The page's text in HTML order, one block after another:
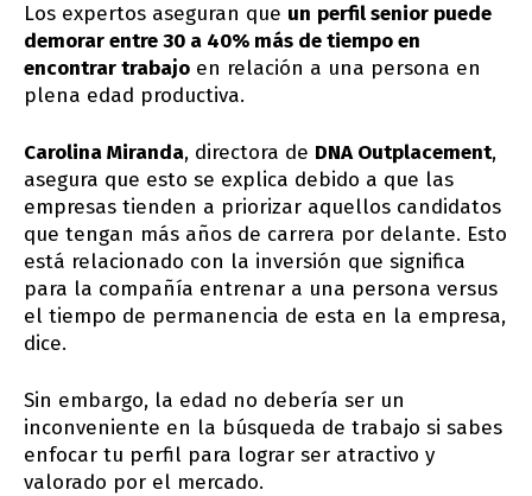
Los expertos aseguran que un perfil senior puede
demorar entre 30 a 40% más de tiempo en
encontrar trabajo en relación a una persona en
plena edad productiva.
Carolina Miranda, directora de DNA Outplacement,
asegura que esto se explica debido a que las
empresas tienden a priorizar aquellos candidatos
que tengan más años de carrera por delante. Esto
está relacionado con la inversión que significa
para la compañía entrenar a una persona versus
el tiempo de permanencia de esta en la empresa,
dice.
Sin embargo, la edad no debería ser un
inconveniente en la búsqueda de trabajo si sabes
enfocar tu perfil para lograr ser atractivo y
valorado por el mercado.